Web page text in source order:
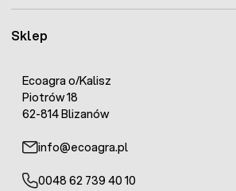
Sklep
Ecoagra o/Kalisz
Piotrów 18
62-814 Blizanów
info@ecoagra.pl
0048 62 739 40 10